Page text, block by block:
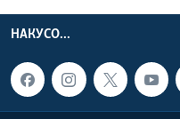
НАКУСО...